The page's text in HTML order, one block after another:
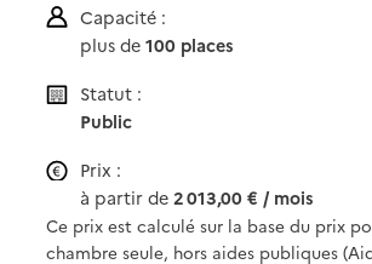
Capacité :
plus de100 places
Statut :
Public
Prix :
à partir de2 013,00 € / mois
Ce prix est calculé sur la base du prix
chambre seule, hors aides publiques